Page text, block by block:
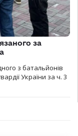
за
з батальйонів
України за ч. 3